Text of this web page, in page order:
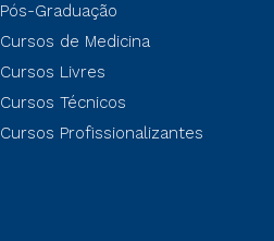
Pós-Graduação
Cursos de Medicina
Cursos Livres
Cursos Técnicos
Cursos Profissionalizantes